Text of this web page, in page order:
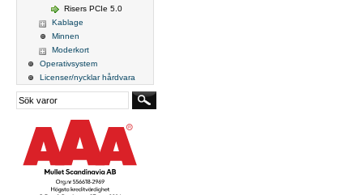
Risers PCIe 5.0
Kablage
Minnen
Moderkort
Operativsystem
Licenser/nycklar hårdvara